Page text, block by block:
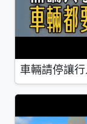
車輛請停讓行